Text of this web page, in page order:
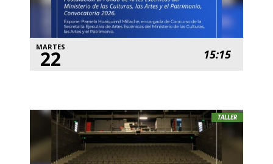
MARTES
22 15:15
TALLER